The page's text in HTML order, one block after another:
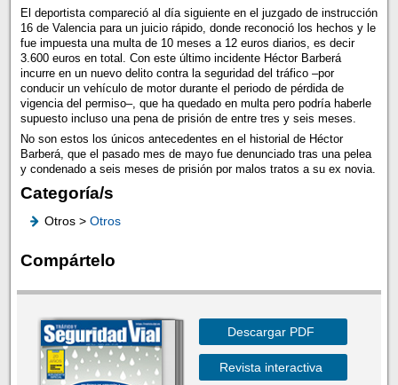
El deportista compareció al día siguiente en el juzgado de instrucción
16 de Valencia para un juicio rápido, donde reconoció los hechos y le
fue impuesta una multa de 10 meses a 12 euros diarios, es decir
3.600 euros en total. Con este último incidente Héctor Barberá
incurre en un nuevo delito contra la seguridad del tráfico –por
conducir un vehículo de motor durante el periodo de pérdida de
vigencia del permiso–, que ha quedado en multa pero podría haberle
supuesto incluso una pena de prisión de entre tres y seis meses.
No son estos los únicos antecedentes en el historial de Héctor
Barberá, que el pasado mes de mayo fue denunciado tras una pelea
y condenado a seis meses de prisión por malos tratos a su ex novia.
Categoría/s
Otros > Otros
Compártelo
Descargar PDF
Revista interactiva